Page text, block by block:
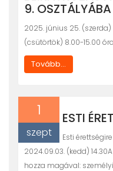
9. OSZTÁLYÁBA
2025. június 25.
(csütörtök) 8.00-15.00 óra
Tovább...
1
szept
ESTI
Esti
2024.09.03. (kedd)
hozza magával: